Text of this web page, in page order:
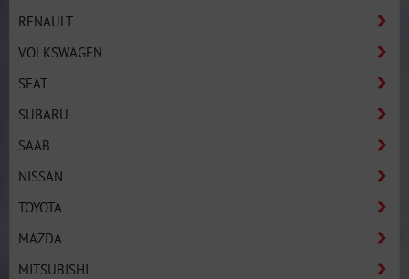
RENAULT
VOLKSWAGEN
SEAT
SUBARU
SAAB
NISSAN
TOYOTA
MAZDA
MITSUBISHI